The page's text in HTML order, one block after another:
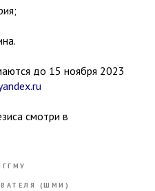
до 15 ноября 2023
смотри в
(ШМИ)